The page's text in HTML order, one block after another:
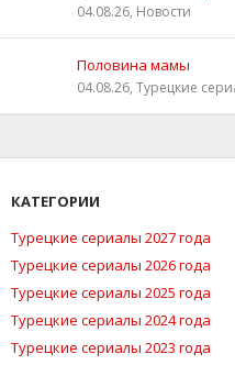
04.08.26, Новости
Половина мамы
04.08.26, Турецкие
КАТЕГОРИИ
Турецкие сериалы 2027 года
Турецкие сериалы 2026 года
Турецкие сериалы 2025 года
Турецкие сериалы 2024 года
Турецкие сериалы 2023 года